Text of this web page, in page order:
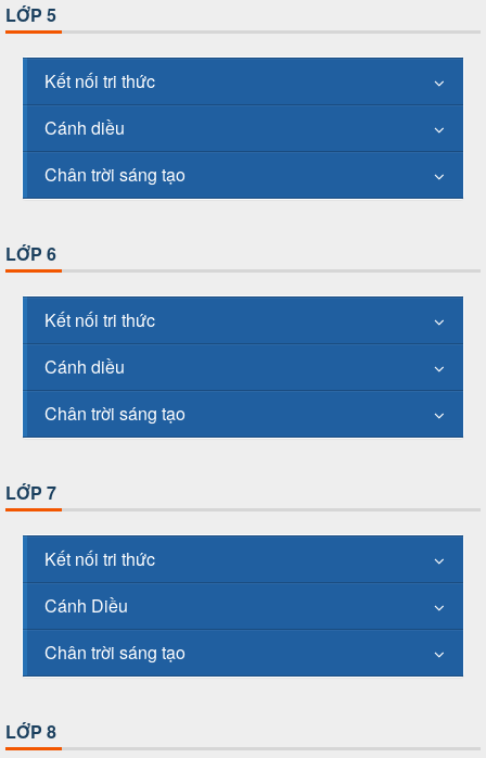
LỚP 5
Kết nối tri thức
Cánh diều
Chân trời sáng tạo
LỚP 6
Kết nối tri thức
Cánh diều
Chân trời sáng tạo
LỚP 7
Kết nối tri thức
Cánh Diều
Chân trời sáng tạo
LỚP 8